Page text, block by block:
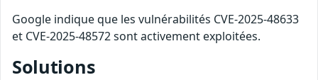
Google indique que les vulnérabilités CVE-2025-48633
et CVE-2025-48572 sont activement exploitées.
Solutions